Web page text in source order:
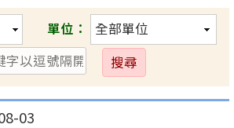
單位：
送
出
03